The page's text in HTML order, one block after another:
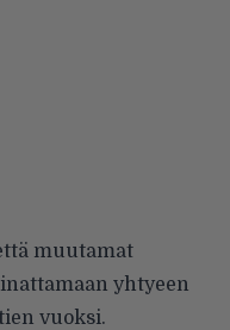
muutamat
yhtyeen
vuoksi.